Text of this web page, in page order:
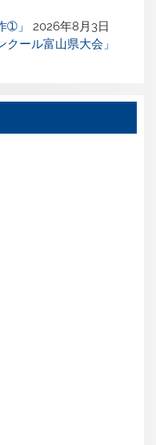
➀」
2026年8月3日
ール富山県大会」